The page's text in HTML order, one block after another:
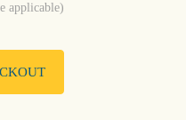
applicable)